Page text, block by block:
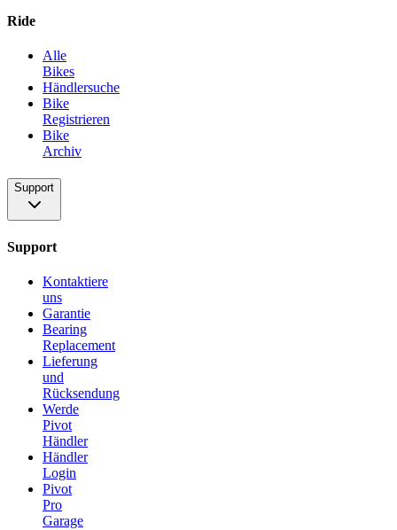
Ride
Alle
Bikes
Händlersuche
Bike
Registrieren
Bike
Archiv
Support
Support
Kontaktiere
uns
Garantie
Bearing
Replacement
Lieferung
und
Rücksendung
Werde
Pivot
Händler
Händler
Login
Pivot
Pro
Garage